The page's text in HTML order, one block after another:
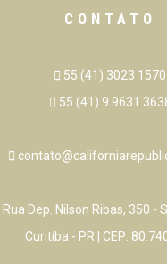
CONTATO
55 (41) 3023 1570
55 (41) 9 9631
Rua Dep. Nilson Ribas, 350 -
Curitíba - PR | CEP: